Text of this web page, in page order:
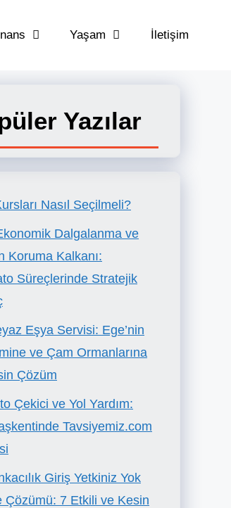
Yaşam İletişim
Yazılar
Nasıl Seçilmeli?
Dalgalanma ve
Koruma Kalkanı:
Süreçlerinde Stratejik
Eşya Servisi: Ege’nin
ve Çam Ormanlarına
Çözüm
Çekici ve Yol Yardım:
Tavsiyemiz.com
Giriş Yetkiniz Yok
Çözümü: 7 Etkili ve Kesin